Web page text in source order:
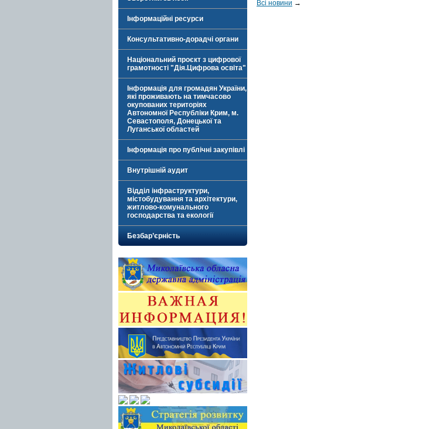
Інформаційні ресурси
Консультативно-дорадчі органи
Національний проєкт з цифрової
грамотності "Дія.Цифрова освіта"
Інформація для громадян України,
які проживають на тимчасово
окупованих територіях
Автономної Республіки Крим, м.
Севастополя, Донецької та
Луганської областей
Інформація про публічні закупівлі
Внутрішній аудит
Відділ інфраструктури,
містобудування та архітектури,
житлово-комунального
господарства та екології
Безбар’єрність
Всі новини →